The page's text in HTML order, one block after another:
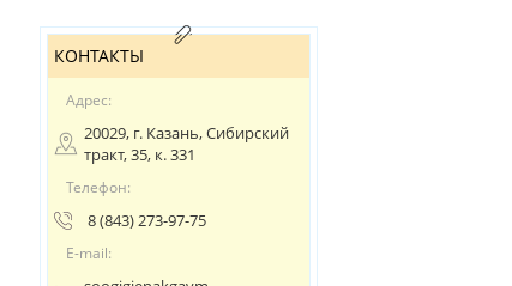
КОНТАКТЫ
Адрес:
20029, г. Казань, Сибирский
тракт, 35, к. 331
Телефон:
8 (843) 273-97-75
E-mail: